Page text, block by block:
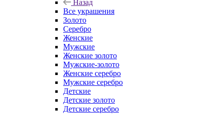
Назад
Все украшения
Золото
Серебро
Женские
Мужские
Женские золото
Мужские-золото
Женские серебро
Мужские серебро
Детские
Детские золото
Детские серебро